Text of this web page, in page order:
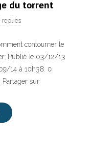
du torrent
replies
contourner le
Publié le 03/12/13
14 à 10h38. 0
Partager sur